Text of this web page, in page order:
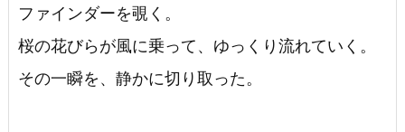
ファインダーを覗く。
桜の花びらが風に乗って、ゆっくり流れていく。
その一瞬を、静かに切り取った。